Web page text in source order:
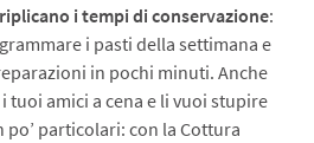
i tempi di conservazione:
i pasti della settimana e
in pochi minuti. Anche
amici a cena e li vuoi stupire
particolari: con la Cottura